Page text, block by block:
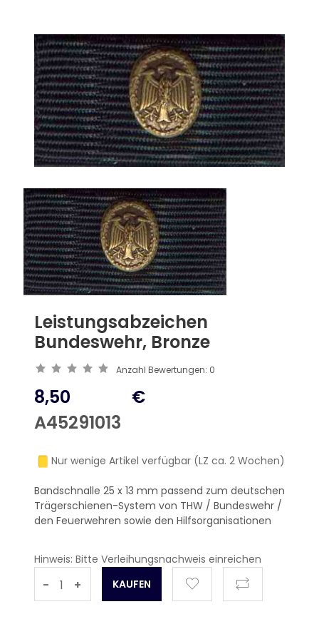
Leistungsabzeichen
Bundeswehr, Bronze
Anzahl Bewertungen: 0
8,50
A45291013
€
Nur wenige Artikel verfügbar (LZ ca. 2 Wochen)
Bandschnalle 25 x 13 mm passend zum deutschen
Trägerschienen-System von THW / Bundeswehr /
den Feuerwehren sowie den Hilfsorganisationen
Hinweis: Bitte Verleihungsnachweis einreichen
- +